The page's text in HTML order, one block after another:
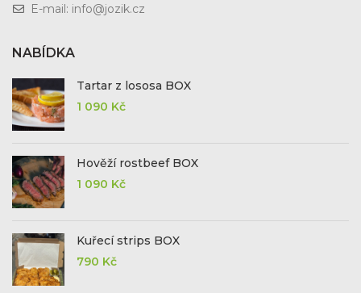
E-mail: info@jozik.cz
NABÍDKA
Tartar z lososa BOX
1 090 Kč
Hověží rostbeef BOX
1 090 Kč
Kuřecí strips BOX
790 Kč